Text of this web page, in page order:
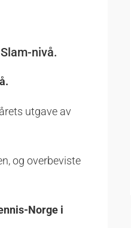
nivå.
utgave av
og overbeviste
Norge i